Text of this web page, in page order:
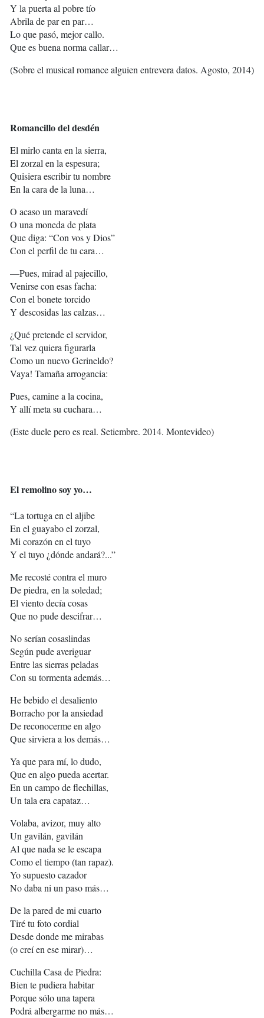
Y la puerta al pobre tío
Abrila de par en par…
Lo que pasó, mejor callo.
Que es buena norma callar…
(Sobre el musical romance alguien entrevera datos. Agosto, 2014)
Romancillo del desdén
El mirlo canta en la sierra,
El zorzal en la espesura;
Quisiera escribir tu nombre
En la cara de la luna…
O acaso un maravedí
O una moneda de plata
Que diga: “Con vos y Dios”
Con el perfil de tu cara…
—Pues, mirad al pajecillo,
Venirse con esas facha:
Con el bonete torcido
Y descosidas las calzas…
¿Qué pretende el servidor,
Tal vez quiera figurarla
Como un nuevo Gerineldo?
Vaya! Tamaña arrogancia:
Pues, camine a la cocina,
Y allí meta su cuchara…
(Este duele pero es real. Setiembre. 2014. Montevideo)
El remolino soy yo…
“La tortuga en el aljibe
En el guayabo el zorzal,
Mi corazón en el tuyo
Y el tuyo ¿dónde andará?...”
Me recosté contra el muro
De piedra, en la soledad;
El viento decía cosas
Que no pude descifrar…
No serían cosaslindas
Según pude averiguar
Entre las sierras peladas
Con su tormenta además…
He bebido el desaliento
Borracho por la ansiedad
De reconocerme en algo
Que sirviera a los demás…
Ya que para mí, lo dudo,
Que en algo pueda acertar.
En un campo de flechillas,
Un tala era capataz…
Volaba, avizor, muy alto
Un gavilán, gavilán
Al que nada se le escapa
Como el tiempo (tan rapaz).
Yo supuesto cazador
No daba ni un paso más…
De la pared de mi cuarto
Tiré tu foto cordial
Desde donde me mirabas
(o creí en ese mirar)…
Cuchilla Casa de Piedra:
Bien te pudiera habitar
Porque sólo una tapera
Podrá albergarme no más…